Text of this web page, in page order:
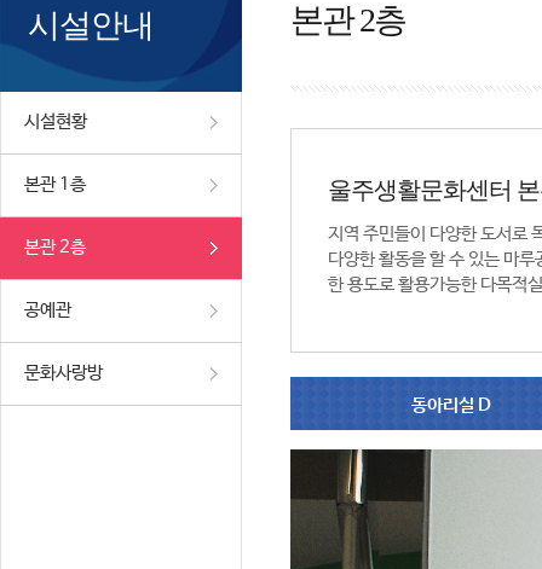
시설안내
시설현황
본관 1층
본관 2층
공예관
문화사랑방
본관 2층
울주생활문화센터
지역 주민들이 다양한 도서로
다양한 활동을 할 수 있는 마
한 용도로 활용가능한 다목적
동아리실 D